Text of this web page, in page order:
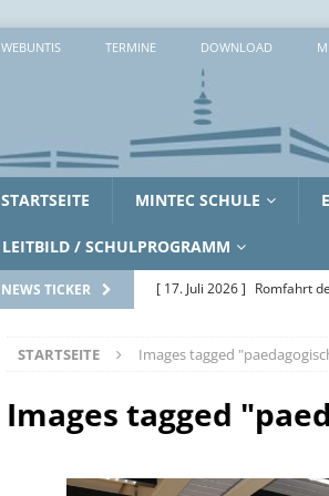
WEBUNTIS TERMINE DOWNLOAD
STARTSEITE MINTEC SCHULE
LEITBILD / SCHULPROGRAMM
NEWS TICKER [ 17. Juli 2026 ] Romfahrt
ALLGEMEIN
[ 15. Juli 2026 ]
Zwei
[ 14. Juli 2026 ]
Zwischen
SoWi-LK
AUS DEM
STARTSEITE Images tagged
Images tagged